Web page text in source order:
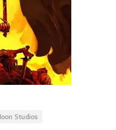
Studios